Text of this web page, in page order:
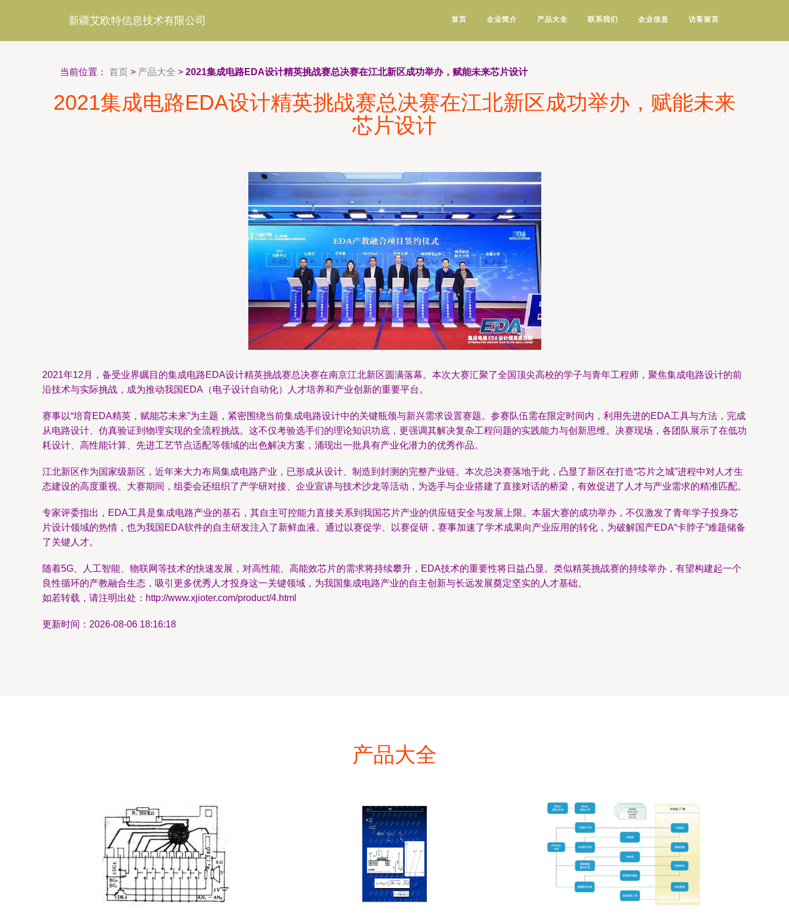
新疆艾欧特信息技术有限公司 首页 企业简介 产品大全 联系我们 企业信息 访客留言
当前位置： 首页 > 产品大全 > 2021集成电路EDA设计精英挑战赛总决赛在江北新区成功举办，赋能未来芯片设计
2021集成电路EDA设计精英挑战赛总决赛在江北新区成功举办，赋能未来
芯片设计
2021年12月，备受业界瞩目的集成电路EDA设计精英挑战赛总决赛在南京江北新区圆满落幕。本次大赛汇聚了全国顶尖高校的学子与青年工程师，聚焦集成电路设计的前
沿技术与实际挑战，成为推动我国EDA（电子设计自动化）人才培养和产业创新的重要平台。
赛事以“培育EDA精英，赋能芯未来”为主题，紧密围绕当前集成电路设计中的关键瓶颈与新兴需求设置赛题。参赛队伍需在限定时间内，利用先进的EDA工具与方法，完成
从电路设计、仿真验证到物理实现的全流程挑战。这不仅考验选手们的理论知识功底，更强调其解决复杂工程问题的实践能力与创新思维。决赛现场，各团队展示了在低功
耗设计、高性能计算、先进工艺节点适配等领域的出色解决方案，涌现出一批具有产业化潜力的优秀作品。
江北新区作为国家级新区，近年来大力布局集成电路产业，已形成从设计、制造到封测的完整产业链。本次总决赛落地于此，凸显了新区在打造“芯片之城”进程中对人才生
态建设的高度重视。大赛期间，组委会还组织了产学研对接、企业宣讲与技术沙龙等活动，为选手与企业搭建了直接对话的桥梁，有效促进了人才与产业需求的精准匹配。
专家评委指出，EDA工具是集成电路产业的基石，其自主可控能力直接关系到我国芯片产业的供应链安全与发展上限。本届大赛的成功举办，不仅激发了青年学子投身芯
片设计领域的热情，也为我国EDA软件的自主研发注入了新鲜血液。通过以赛促学、以赛促研，赛事加速了学术成果向产业应用的转化，为破解国产EDA“卡脖子”难题储备
了关键人才。
随着5G、人工智能、物联网等技术的快速发展，对高性能、高能效芯片的需求将持续攀升，EDA技术的重要性将日益凸显。类似精英挑战赛的持续举办，有望构建起一个
良性循环的产教融合生态，吸引更多优秀人才投身这一关键领域，为我国集成电路产业的自主创新与长远发展奠定坚实的人才基础。
如若转载，请注明出处：http://www.xjioter.com/product/4.html
更新时间：2026-08-06 18:16:18
产品大全